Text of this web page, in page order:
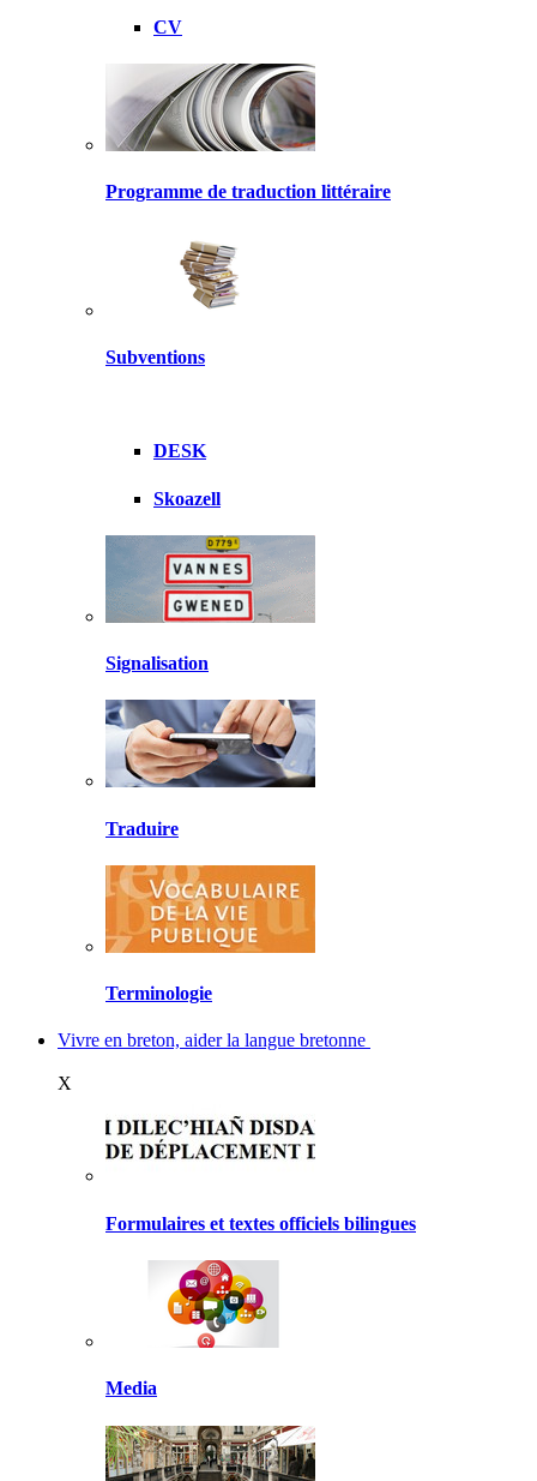
CV
Programme de traduction littéraire
Subventions
DESK
Skoazell
Signalisation
Traduire
Terminologie
Vivre en breton, aider la langue bretonne
X
Formulaires et textes officiels bilingues
Media